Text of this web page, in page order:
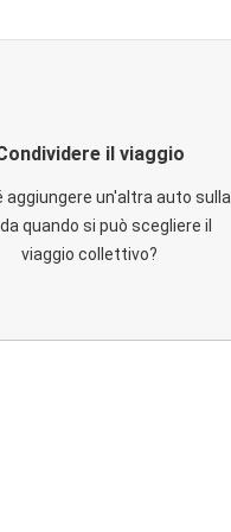
il viaggio
aggiungere un'altra auto sulla
quando si può scegliere il
viaggio collettivo?